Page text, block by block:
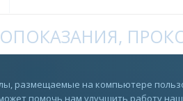
размещаемые на компьютере
помочь нам улучшить работу